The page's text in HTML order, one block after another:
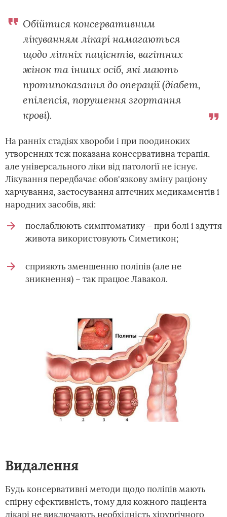
Обійтися консервативним
лікуванням лікарі намагаються
щодо літніх пацієнтів, вагітних
жінок та інших осіб, які мають
протипоказання до операції (діабет,
епілепсія, порушення згортання
крові).
На ранніх стадіях хвороби і при поодиноких
утвореннях теж показана консервативна терапія,
але універсального ліки від патології не існує.
Лікування передбачає обов'язкову зміну раціону
харчування, застосування аптечних медикаментів і
народних засобів, які:
послаблюють симптоматику – при болі і здуття
живота використовують Симетикон;
сприяють зменшенню поліпів (але не
зникнення) – так працює Лавакол.
Видалення
Будь консервативні методи щодо поліпів мають
спірну ефективність, тому для кожного пацієнта
лікарі не виключають необхідність хірургічного